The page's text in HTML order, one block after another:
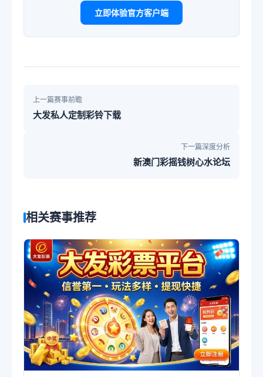
立即体验官方客户端
上一篇赛事前瞻
大发私人定制彩铃下载
下一篇深度分析
新澳门彩摇钱树心水论坛
相关赛事推荐